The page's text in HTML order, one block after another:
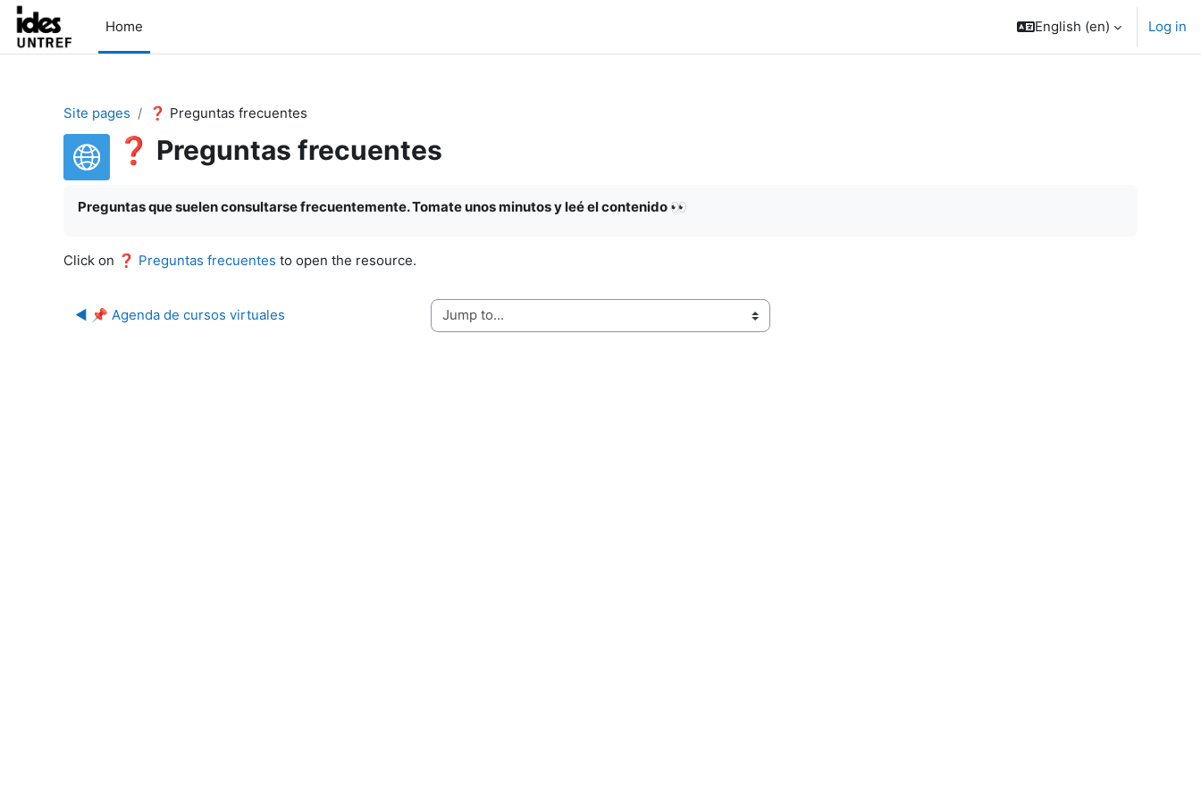
Skip to main content
Home
English ‎(en)‎ Log in
Site pages ❓ Preguntas frecuentes
❓ Preguntas frecuentes
Preguntas que suelen consultarse frecuentemente. Tomate unos minutos y leé el contenido 👀
Click on ❓ Preguntas frecuentes to open the resource.
◀︎ 📌 Agenda de cursos virtuales Jump to...